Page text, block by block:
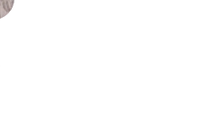
отзыв